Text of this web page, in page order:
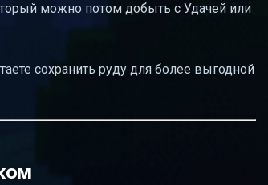
можно потом добыть с Удачей или
сохранить руду для более выгодной